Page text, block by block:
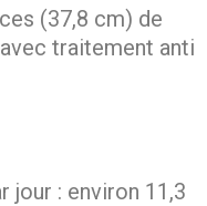
(37,8 cm) de
traitement anti
jour : environ 11,3